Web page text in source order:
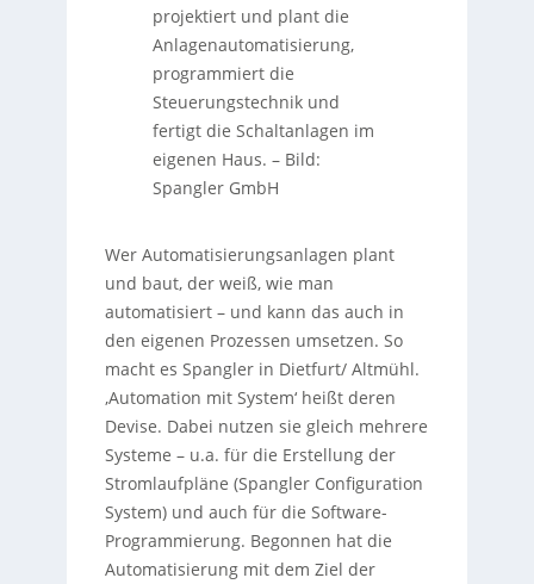
projektiert und plant die
Anlagenautomatisierung,
programmiert die
Steuerungstechnik und
fertigt die Schaltanlagen im
eigenen Haus. – Bild:
Spangler GmbH
Wer Automatisierungsanlagen plant
und baut, der weiß, wie man
automatisiert – und kann das auch in
den eigenen Prozessen umsetzen. So
macht es Spangler in Dietfurt/ Altmühl.
‚Automation mit System‘ heißt deren
Devise. Dabei nutzen sie gleich mehrere
Systeme – u.a. für die Erstellung der
Stromlaufpläne (Spangler Configuration
System) und auch für die Software-
Programmierung. Begonnen hat die
Automatisierung mit dem Ziel der